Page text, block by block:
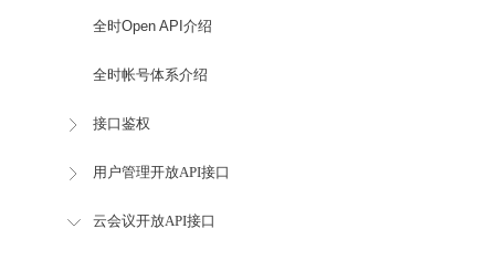
全时Open API介绍
全时帐号体系介绍
接口鉴权
用户管理开放API接口
云会议开放API接口